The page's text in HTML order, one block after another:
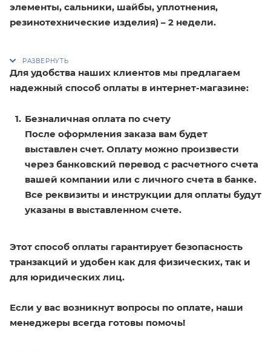
элементы, сальники, шайбы, уплотнения,
резинотехнические изделия) – 2 недели.
Для удобства наших клиентов мы предлагаем
надежный способ оплаты в интернет-магазине:
Безналичная оплата по счету
После оформления заказа вам будет
выставлен счет. Оплату можно произвести
через банковский перевод с расчетного счета
вашей компании или с личного счета в банке.
Все реквизиты и инструкции для оплаты будут
указаны в выставленном счете.
Этот способ оплаты гарантирует безопасность
транзакций и удобен как для физических, так и
для юридических лиц.
Если у вас возникнут вопросы по оплате, наши
менеджеры всегда готовы помочь!